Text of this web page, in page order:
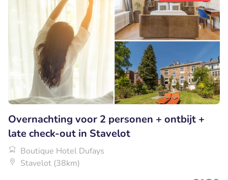
Overnachting voor 2 personen + ontbijt +
late check-out in Stavelot
Boutique Hotel Dufays
Stavelot (38km)